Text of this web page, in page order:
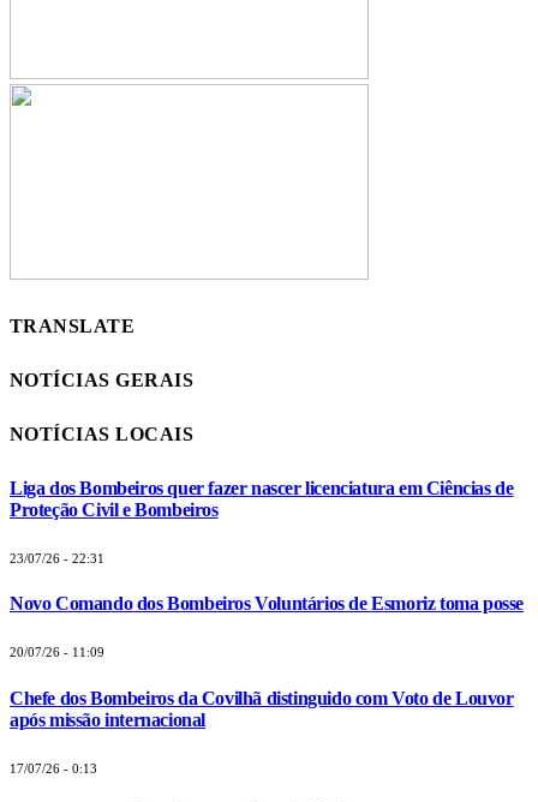
TRANSLATE
NOTÍCIAS GERAIS
NOTÍCIAS LOCAIS
Liga dos Bombeiros quer fazer nascer licenciatura em Ciências de
Proteção Civil e Bombeiros
23/07/26 - 22:31
Novo Comando dos Bombeiros Voluntários de Esmoriz toma posse
20/07/26 - 11:09
Chefe dos Bombeiros da Covilhã distinguido com Voto de Louvor
após missão internacional
17/07/26 - 0:13